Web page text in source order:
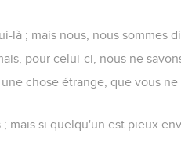
; mais nous, nous sommes
pour celui-ci, nous ne
chose étrange, que vous ne
mais si quelqu'un est pieux